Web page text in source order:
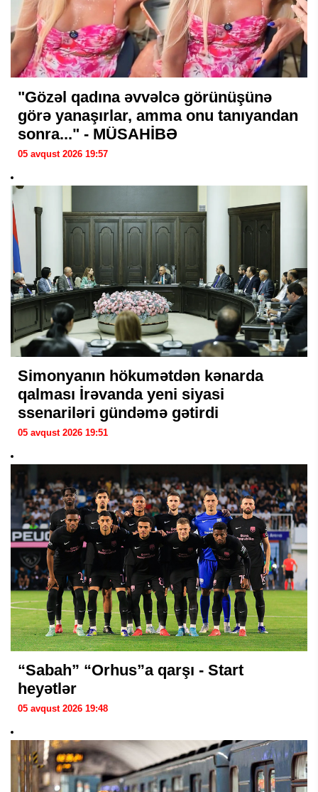
"Gözəl qadına əvvəlcə görünüşünə
görə yanaşırlar, amma onu tanıyandan
sonra..." - MÜSAHİBƏ
05 avqust 2026 19:57
Simonyanın hökumətdən kənarda
qalması İrəvanda yeni siyasi
ssenariləri gündəmə gətirdi
05 avqust 2026 19:51
“Sabah” “Orhus”a qarşı - Start
heyətlər
05 avqust 2026 19:48